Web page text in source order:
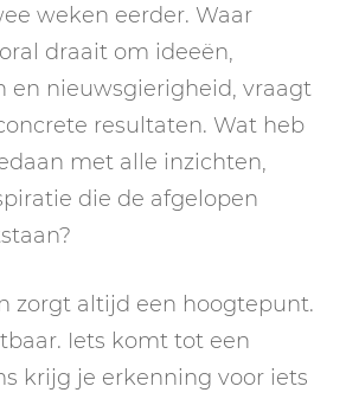
weken eerder. Waar
draait om ideeën,
en nieuwsgierigheid, vraagt
resultaten. Wat heb
met alle inzichten,
die de afgelopen
zorgt altijd een hoogtepunt.
Iets komt tot een
krijg je erkenning voor iets